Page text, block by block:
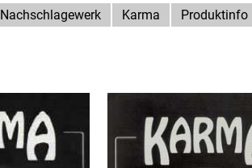
Nachschlagewerk Karma Produktinfo